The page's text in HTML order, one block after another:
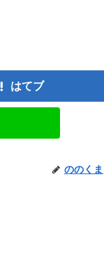
はてブ
ののくま